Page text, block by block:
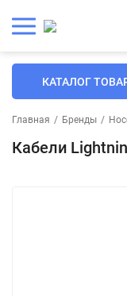
КАТАЛОГ
Главная / Бренды /
Кабели